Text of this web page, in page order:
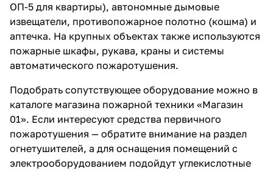
ОП-5 для квартиры), автономные дымовые
извещатели, противопожарное полотно (кошма) и
аптечка. На крупных объектах также используются
пожарные шкафы, рукава, краны и системы
автоматического пожаротушения.
Подобрать сопутствующее оборудование можно в
каталоге магазина пожарной техники «Магазин
01». Если интересуют средства первичного
пожаротушения — обратите внимание на раздел
огнетушителей, а для оснащения помещений с
электрооборудованием подойдут углекислотные